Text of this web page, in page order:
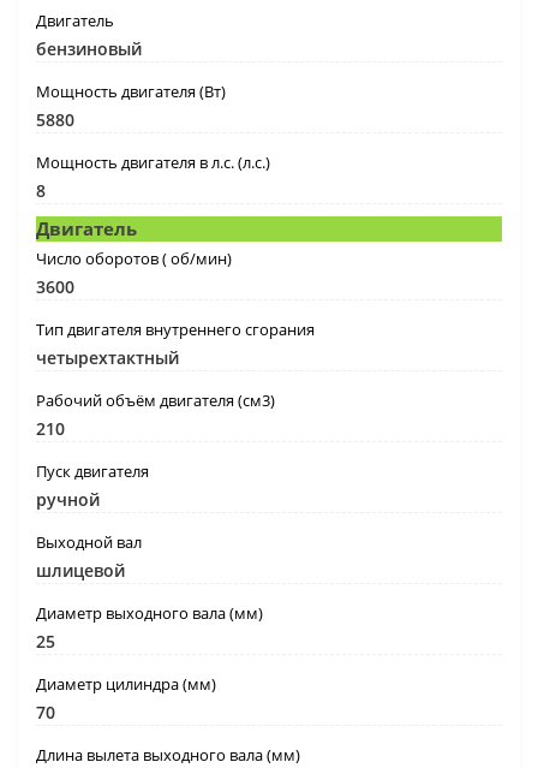
Двигатель
бензиновый
Мощность двигателя (Вт)
5880
Мощность двигателя в л.с. (л.с.)
8
Двигатель
Число оборотов ( об/мин)
3600
Тип двигателя внутреннего сгорания
четырехтактный
Рабочий объём двигателя (см3)
210
Пуск двигателя
ручной
Выходной вал
шлицевой
Диаметр выходного вала (мм)
25
Диаметр цилиндра (мм)
70
Длина вылета выходного вала (мм)